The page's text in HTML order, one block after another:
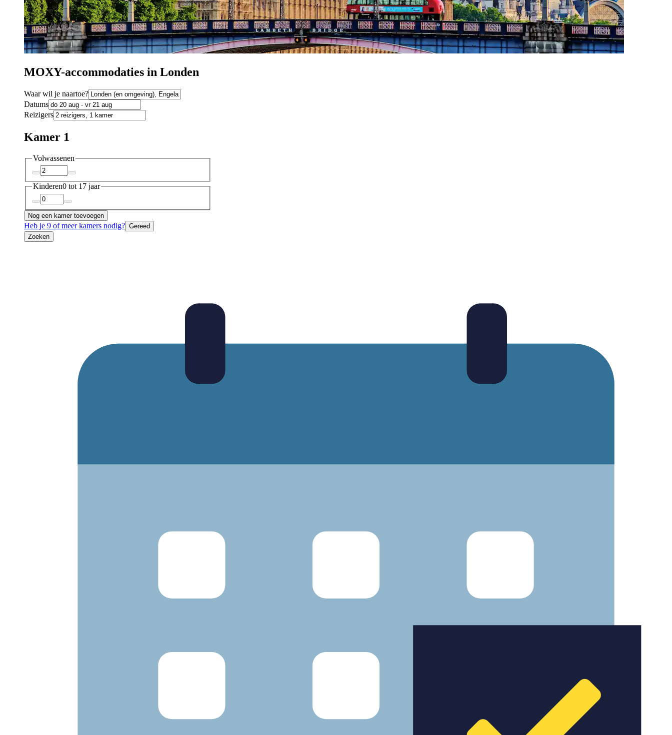
MOXY-accommodaties in Londen
Waar wil je naartoe?
Datums
Reizigers
Kamer 1
Volwassenen
Kinderen0 tot 17 jaar
Nog een kamer toevoegen
Heb je 9 of meer kamers nodig? Gereed
Zoeken